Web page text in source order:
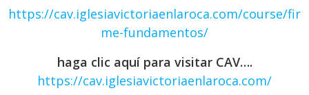
https://cav.iglesiavictoriaenlaroca.com/course/fir
me-fundamentos/
haga clic aquí para visitar CAV….
https://cav.iglesiavictoriaenlaroca.com/